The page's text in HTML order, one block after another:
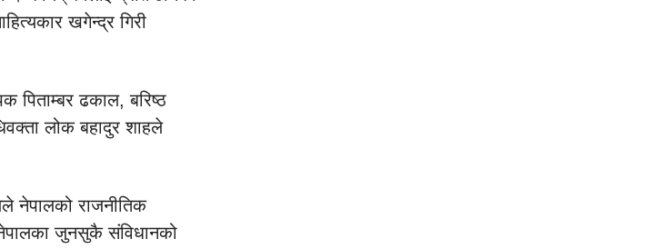
खगेन्द्र गिरी
पिताम्बर ढकाल, बरिष्ठ
लोक बहादुर शाहले
नेपालको राजनीतिक
नेपालका जुनसुकै संविधानको